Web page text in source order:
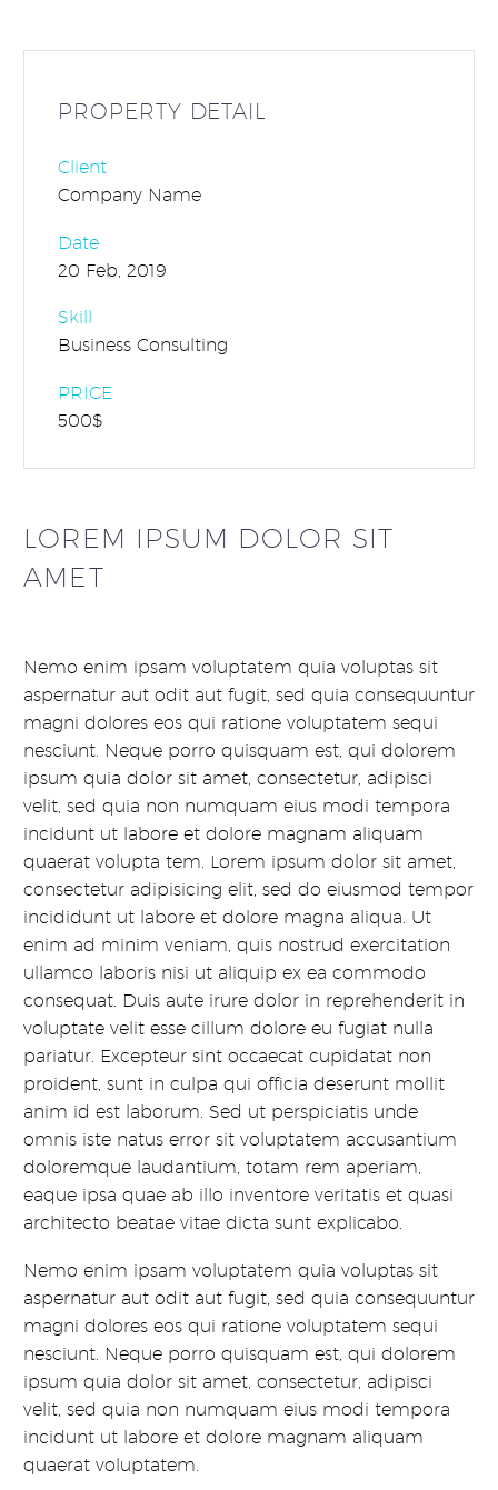
PROPERTY DETAIL
Client
Company Name
Date
20 Feb, 2019
Skill
Business Consulting
PRICE
500$
LOREM IPSUM DOLOR SIT
AMET
Nemo enim ipsam voluptatem quia voluptas sit
aspernatur aut odit aut fugit, sed quia consequuntur
magni dolores eos qui ratione voluptatem sequi
nesciunt. Neque porro quisquam est, qui dolorem
ipsum quia dolor sit amet, consectetur, adipisci
velit, sed quia non numquam eius modi tempora
incidunt ut labore et dolore magnam aliquam
quaerat volupta tem. Lorem ipsum dolor sit amet,
consectetur adipisicing elit, sed do eiusmod tempor
incididunt ut labore et dolore magna aliqua. Ut
enim ad minim veniam, quis nostrud exercitation
ullamco laboris nisi ut aliquip ex ea commodo
consequat. Duis aute irure dolor in reprehenderit in
voluptate velit esse cillum dolore eu fugiat nulla
pariatur. Excepteur sint occaecat cupidatat non
proident, sunt in culpa qui officia deserunt mollit
anim id est laborum. Sed ut perspiciatis unde
omnis iste natus error sit voluptatem accusantium
doloremque laudantium, totam rem aperiam,
eaque ipsa quae ab illo inventore veritatis et quasi
architecto beatae vitae dicta sunt explicabo.
Nemo enim ipsam voluptatem quia voluptas sit
aspernatur aut odit aut fugit, sed quia consequuntur
magni dolores eos qui ratione voluptatem sequi
nesciunt. Neque porro quisquam est, qui dolorem
ipsum quia dolor sit amet, consectetur, adipisci
velit, sed quia non numquam eius modi tempora
incidunt ut labore et dolore magnam aliquam
quaerat voluptatem.